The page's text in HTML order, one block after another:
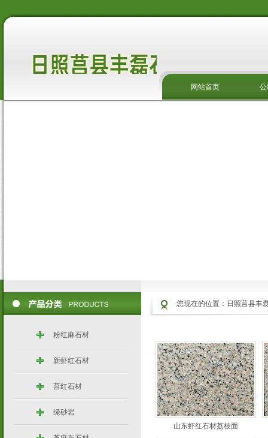
网站首页 公
山东虾红石材荔枝面
粉红麻石材
新虾红石材
莒红石材
绿砂岩
您现在的位置： 日照莒县丰